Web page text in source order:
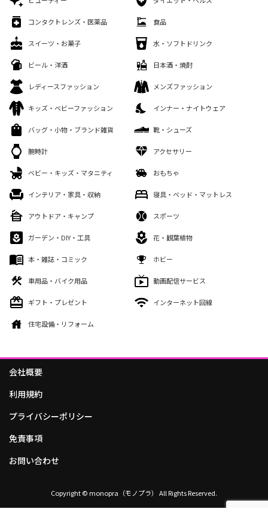
コンタクトレンズ・医薬品 食品
スイーツ・お菓子 水・ソフトドリンク
ビール・洋酒 日本酒・焼酎
レディースファッション メンズファッション
キッズ・ベビーファッション インナー・ナイトウェア
バッグ・小物・ブランド雑貨 靴・シューズ
腕時計 アクセサリー
ベビー・キッズ・マタニティ おもちゃ
インテリア・家具・収納 寝具・ベッド・マットレス
アウトドア・キャンプ スポーツ
ガーデン・DIY・工具 花・観葉植物
本・雑誌・コミック ホビー
車用品・バイク用品 動画配信サービス
ギフト・プレゼント インターネット回線
住宅設備・リフォーム
会社概要
利用規約
プライバシーポリシー
免責事項
お問い合わせ
Copyright © monopra（モノプラ） All Rights Reserved.